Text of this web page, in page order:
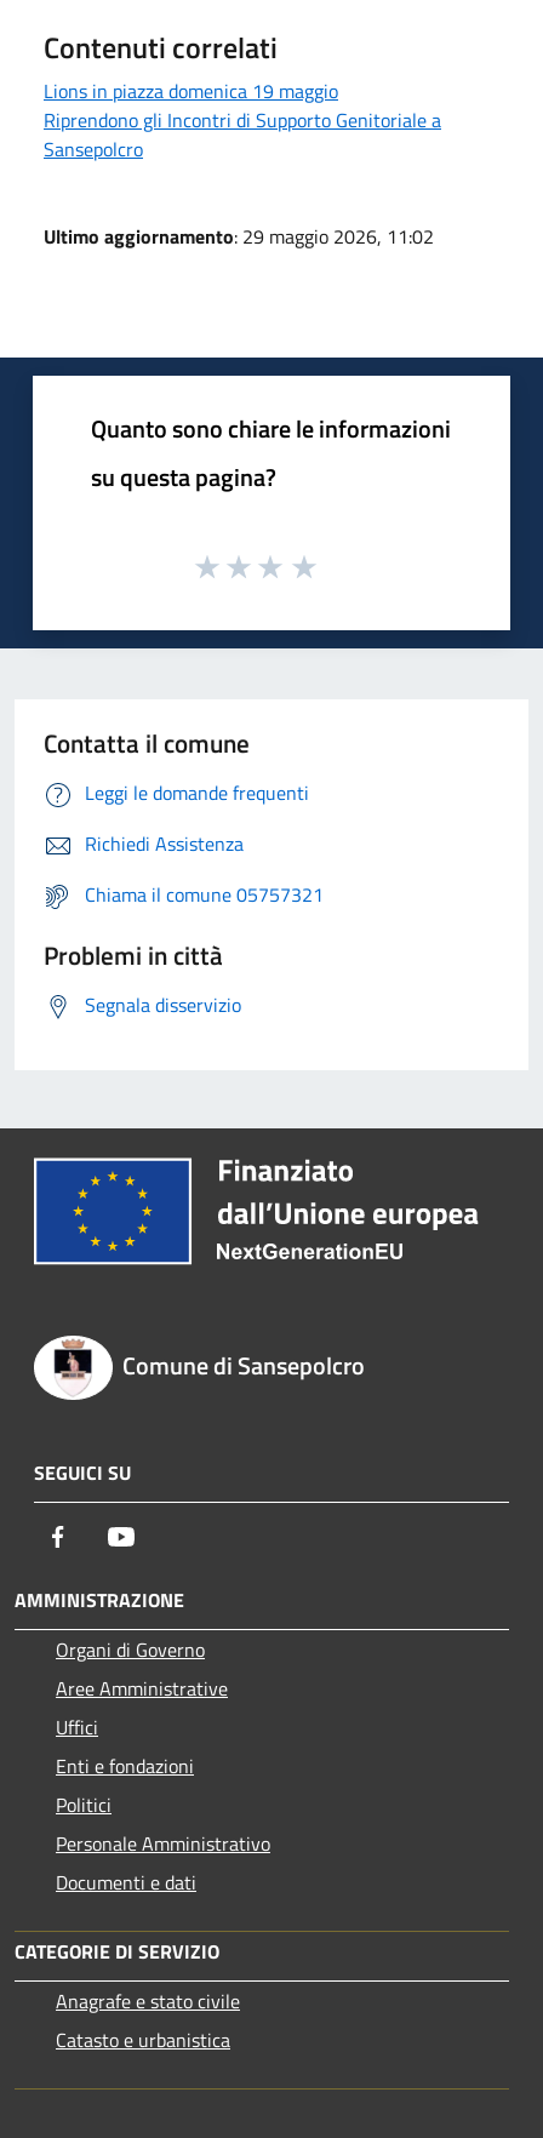
Contenuti correlati
Lions in piazza domenica 19 maggio
Riprendono gli Incontri di Supporto Genitoriale a
Sansepolcro
Ultimo aggiornamento: 29 maggio 2026, 11:02
Quanto sono chiare le informazioni
su questa pagina?
Contatta il comune
Leggi le domande frequenti
Richiedi Assistenza
Chiama il comune 05757321
Problemi in città
Segnala disservizio
Comune di Sansepolcro
SEGUICI SU
Facebook
AMMINISTRAZIONE
Organi di Governo
Aree Amministrative
Uffici
Enti e fondazioni
Politici
Personale Amministrativo
Documenti e dati
CATEGORIE DI SERVIZIO
Anagrafe e stato civile
Catasto e urbanistica